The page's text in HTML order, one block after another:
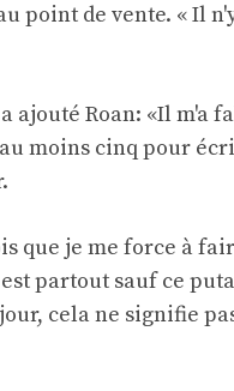
point de vente. « Il
ajouté Roan: «Il m'a
moins cinq pour
que je me force à
partout sauf ce
cela ne signifie